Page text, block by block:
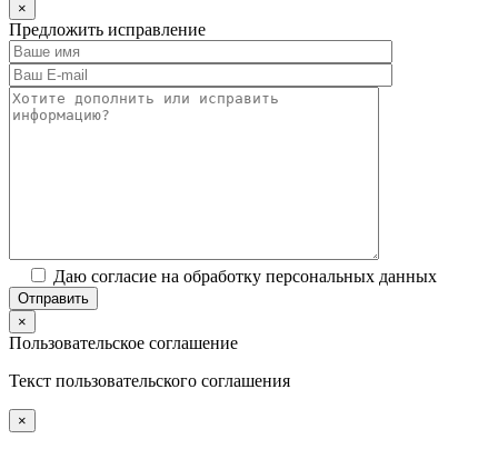
×
Предложить исправление
Даю согласие на обработку персональных данных
×
Пользовательское соглашение
Текст пользовательского соглашения
×